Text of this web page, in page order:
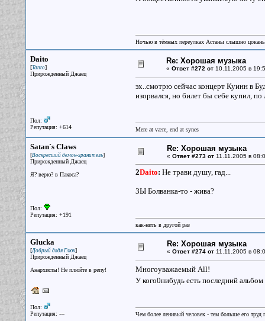
Ночью в тёмных переулках Астаны слышно
Daito
[Tanto]
Прирожденный Джаец
Пол:
Репутация: +614
Re: Хорошая музыка
« Ответ #272 от10.11.2005 в
эх..смотрю сейчас концерт Куинн в
изорвался, но билет бы себе купил,
Mere at være, end at synes
Satan`s Claws
[Воскресший демон-хранитель]
Прирожденный Джаец
Я? верю? в Пакоса?
Пол:
Репутация: +191
Re: Хорошая музыка
« Ответ #273 от11.11.2005 в
2Daito: Не трави душу, гад...
ЗЫ Болванка-то - жива?
как-нить в другой раз
Glucka
[Добрый дядя Глюк]
Прирожденный Джаец
Анархисты! Не плюйте в репу!
Пол:
Репутация: ---
Re: Хорошая музыка
« Ответ #274 от11.11.2005 в
Многоуважаемый All!
У кого0нибудь есть последний
Чем более ленивый человек - тем больше его труд